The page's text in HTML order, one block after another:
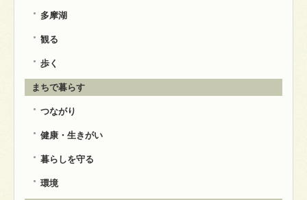
多摩湖
観る
歩く
まちで暮らす
つながり
健康・生きがい
暮らしを守る
環境